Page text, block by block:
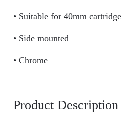
Product Description
• Suitable for 40mm cartridge
• Side mounted
• Chrome